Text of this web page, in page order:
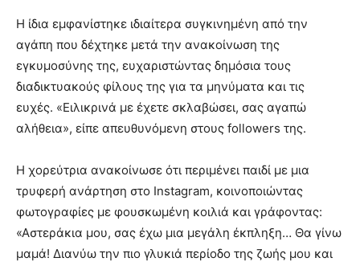
Η ίδια εμφανίστηκε ιδιαίτερα συγκινημένη από την
αγάπη που δέχτηκε μετά την ανακοίνωση της
εγκυμοσύνης της, ευχαριστώντας δημόσια τους
διαδικτυακούς φίλους της για τα μηνύματα και τις
ευχές. «Ειλικρινά με έχετε σκλαβώσει, σας αγαπώ
αλήθεια», είπε απευθυνόμενη στους followers της.
Η χορεύτρια ανακοίνωσε ότι περιμένει παιδί με μια
τρυφερή ανάρτηση στο Instagram, κοινοποιώντας
φωτογραφίες με φουσκωμένη κοιλιά και γράφοντας:
«Αστεράκια μου, σας έχω μια μεγάλη έκπληξη… Θα γίνω
μαμά! Διανύω την πιο γλυκιά περίοδο της ζωής μου και